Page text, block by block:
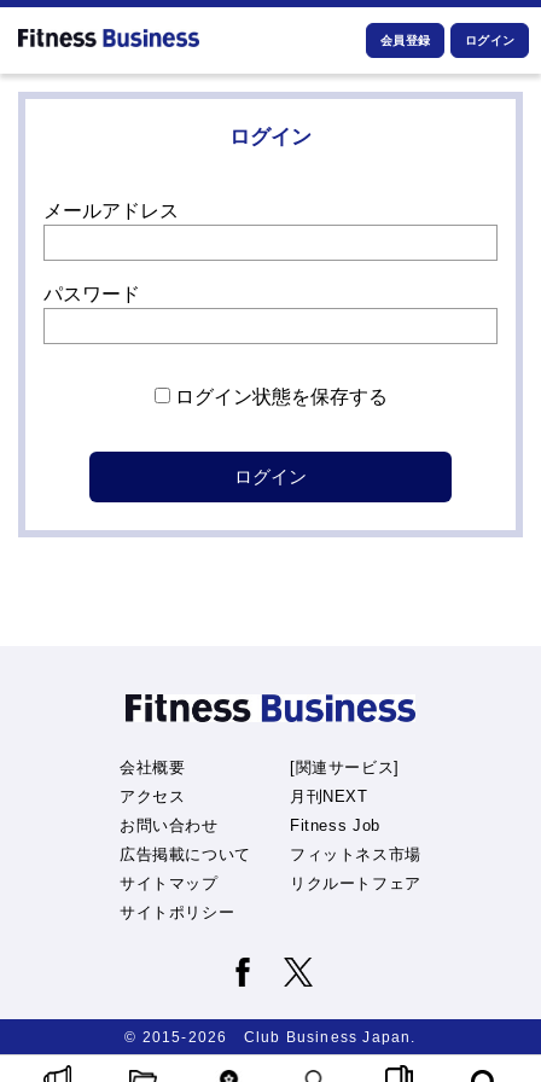
会員登録 ログイン
ログイン
メールアドレス
パスワード
ログイン状態を保存する
会社概要
アクセス
お問い合わせ
広告掲載について
サイトマップ
サイトポリシー
[関連サービス]
月刊NEXT
Fitness Job
フィットネス市場
リクルートフェア
© 2015-2026 Club Business Japan.